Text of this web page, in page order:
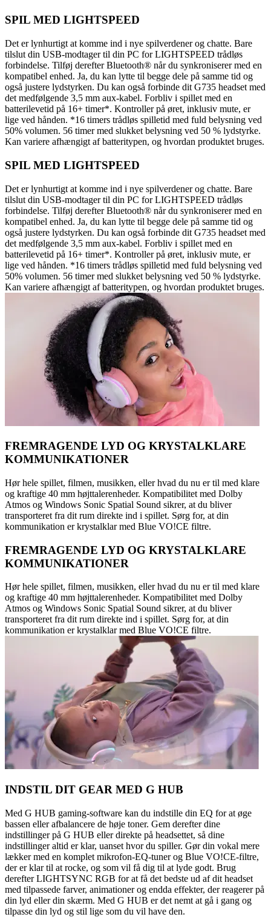
SPIL MED LIGHTSPEED
Det er lynhurtigt at komme ind i nye spilverdener og chatte. Bare
tilslut din USB-modtager til din PC for LIGHTSPEED trådløs
forbindelse. Tilføj derefter Bluetooth® når du synkroniserer med en
kompatibel enhed. Ja, du kan lytte til begge dele på samme tid og
også justere lydstyrken. Du kan også forbinde dit G735 headset med
det medfølgende 3,5 mm aux-kabel. Forbliv i spillet med en
batterilevetid på 16+ timer*. Kontroller på øret, inklusiv mute, er
lige ved hånden. *16 timers trådløs spilletid med fuld belysning ved
50% volumen. 56 timer med slukket belysning ved 50 % lydstyrke.
Kan variere afhængigt af batteritypen, og hvordan produktet bruges.
SPIL MED LIGHTSPEED
Det er lynhurtigt at komme ind i nye spilverdener og chatte. Bare
tilslut din USB-modtager til din PC for LIGHTSPEED trådløs
forbindelse. Tilføj derefter Bluetooth® når du synkroniserer med en
kompatibel enhed. Ja, du kan lytte til begge dele på samme tid og
også justere lydstyrken. Du kan også forbinde dit G735 headset med
det medfølgende 3,5 mm aux-kabel. Forbliv i spillet med en
batterilevetid på 16+ timer*. Kontroller på øret, inklusiv mute, er
lige ved hånden. *16 timers trådløs spilletid med fuld belysning ved
50% volumen. 56 timer med slukket belysning ved 50 % lydstyrke.
Kan variere afhængigt af batteritypen, og hvordan produktet bruges.
FREMRAGENDE LYD OG KRYSTALKLARE
KOMMUNIKATIONER
Hør hele spillet, filmen, musikken, eller hvad du nu er til med klare
og kraftige 40 mm højttalerenheder. Kompatibilitet med Dolby
Atmos og Windows Sonic Spatial Sound sikrer, at du bliver
transporteret fra dit rum direkte ind i spillet. Sørg for, at din
kommunikation er krystalklar med Blue VO!CE filtre.
FREMRAGENDE LYD OG KRYSTALKLARE
KOMMUNIKATIONER
Hør hele spillet, filmen, musikken, eller hvad du nu er til med klare
og kraftige 40 mm højttalerenheder. Kompatibilitet med Dolby
Atmos og Windows Sonic Spatial Sound sikrer, at du bliver
transporteret fra dit rum direkte ind i spillet. Sørg for, at din
kommunikation er krystalklar med Blue VO!CE filtre.
INDSTIL DIT GEAR MED G HUB
Med G HUB gaming-software kan du indstille din EQ for at øge
bassen eller afbalancere de høje toner. Gem derefter dine
indstillinger på G HUB eller direkte på headsettet, så dine
indstillinger altid er klar, uanset hvor du spiller. Gør din vokal mere
lækker med en komplet mikrofon-EQ-tuner og Blue VO!CE-filtre,
der er klar til at rocke, og som vil få dig til at lyde godt. Brug
derefter LIGHTSYNC RGB for at få det bedste ud af dit headset
med tilpassede farver, animationer og endda effekter, der reagerer på
din lyd eller din skærm. Med G HUB er det nemt at gå i gang og
tilpasse din lyd og stil lige som du vil have den.